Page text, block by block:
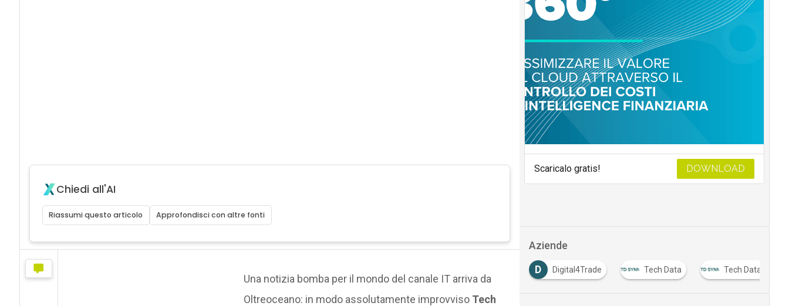
Chiedi all'AI
Riassumi questo articolo Approfondisci con altre fonti
Una notizia bomba per il mondo del canale IT arriva da
Oltreoceano: in modo assolutamente improvviso Tech
Scaricalo gratis! DOWNLOAD
Aziende
D Digital4Trade Tech Data Tech Data Italia